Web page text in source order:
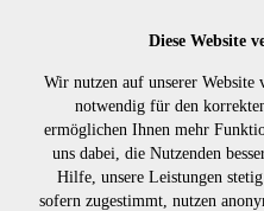
OSIS ELASTIC 300ML
Diese Website
Wir nutzen auf unserer Website
notwendig für den
ermöglichen Ihnen mehr
uns dabei, die Nutzenden
Hilfe, unsere Leistungen
sofern zugestimmt, nutzen